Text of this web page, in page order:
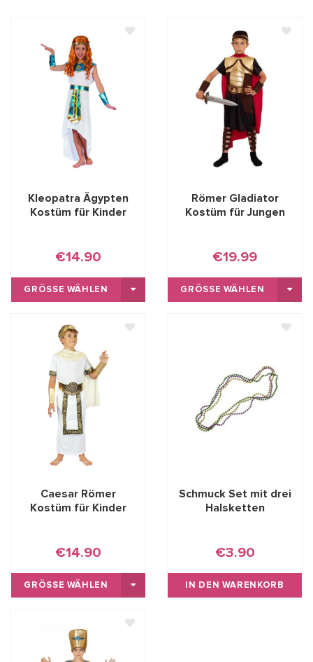
Kleopatra Ägypten
Kostüm für Kinder
€14.90
GRÖSSE WÄHLEN
Römer Gladiator
Kostüm für Jungen
€19.99
GRÖSSE WÄHLEN
Caesar Römer
Kostüm für Kinder
€14.90
GRÖSSE WÄHLEN
Schmuck Set mit drei
Halsketten
€3.90
IN DEN WARENKORB